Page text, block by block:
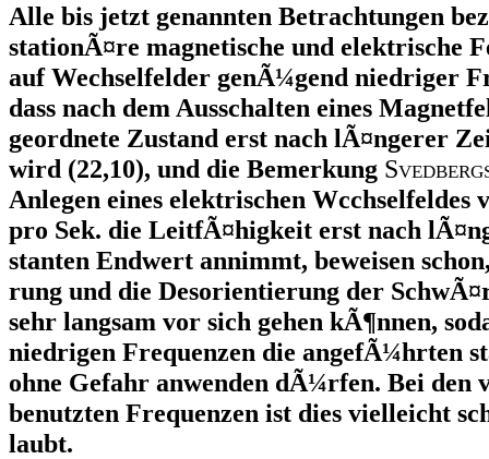
Alle bis jetzt genannten Betrachtungen
stationÃ¤re magnetische und elektrische
auf Wechselfelder genÃ¼gend niedriger
dass nach dem Ausschalten eines
geordnete Zustand erst nach lÃ¤ngerer
wird (22,10), und die Bemerkung S
Anlegen eines elektrischen Wcchselfeldes
pro Sek. die LeitfÃ¤higkeit erst nach
stanten Endwert annimmt, beweisen
rung und die Desorientierung der
sehr langsam vor sich gehen kÃ¶nnen,
niedrigen Frequenzen die angefÃ¼hrten
ohne Gefahr anwenden dÃ¼rfen. Bei den
benutzten Frequenzen ist dies vielleicht
laubt.